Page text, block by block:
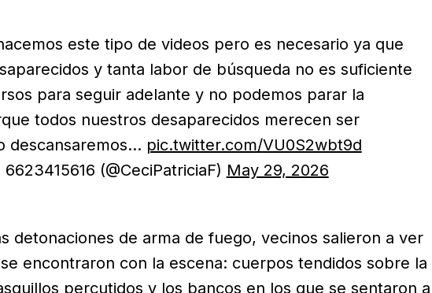
este tipo de videos pero es necesario ya que
y tanta labor de búsqueda no es suficiente
para seguir adelante y no podemos parar la
todos nuestros desaparecidos merecen ser
descansaremos… pic.twitter.com/VU0S2wbt9d
(@CeciPatriciaF) May 29, 2026
detonaciones de arma de fuego, vecinos salieron a ver
encontraron con la escena: cuerpos tendidos sobre la
percutidos y los bancos en los que se sentaron a